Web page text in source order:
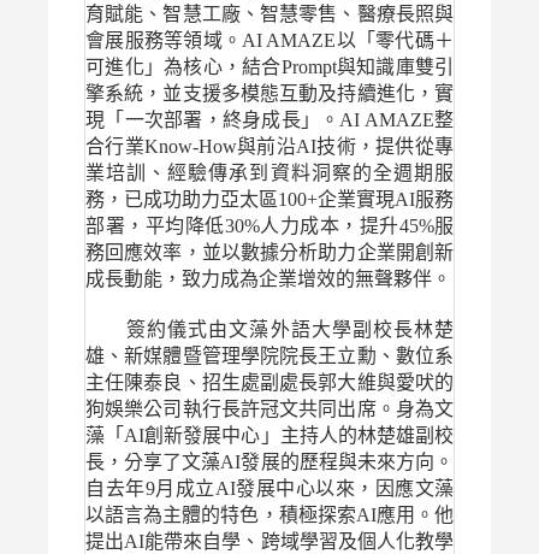
育賦能、智慧工廠、智慧零售、醫療長照與
會展服務等領域。AI AMAZE以「零代碼＋
可進化」為核心，結合Prompt與知識庫雙引
擎系統，並支援多模態互動及持續進化，實
現「一次部署，終身成長」。AI AMAZE整
合行業Know-How與前沿AI技術，提供從專
業培訓、經驗傳承到資料洞察的全週期服
務，已成功助力亞太區100+企業實現AI服務
部署，平均降低30%人力成本，提升45%服
務回應效率，並以數據分析助力企業開創新
成長動能，致力成為企業增效的無聲夥伴。
簽約儀式由文藻外語大學副校長林楚
雄、新媒體暨管理學院院長王立勳、數位系
主任陳泰良、招生處副處長郭大維與愛吠的
狗娛樂公司執行長許冠文共同出席。身為文
藻「AI創新發展中心」主持人的林楚雄副校
長，分享了文藻AI發展的歷程與未來方向。
自去年9月成立AI發展中心以來，因應文藻
以語言為主體的特色，積極探索AI應用。他
提出AI能帶來自學、跨域學習及個人化教學